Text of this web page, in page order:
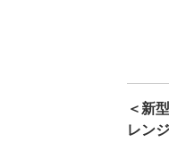
＜新
レン